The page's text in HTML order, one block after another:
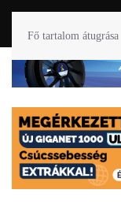
Fő tartalom átugrása